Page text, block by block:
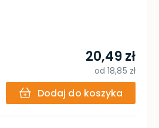
20,49 zł
od18,85 zł
Dodaj do koszyka